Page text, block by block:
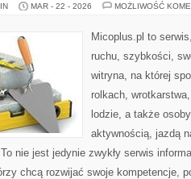
MAR - 22 - 2026 MOŻLIWOŚĆ
Micoplus.pl to
ruchu, szybkości,
witryna, na której
rolkach,
lodzie, a także
aktywnością, jazdą
nie jest jedynie zwykły serwis
chcą rozwijać swoje kompetencje,